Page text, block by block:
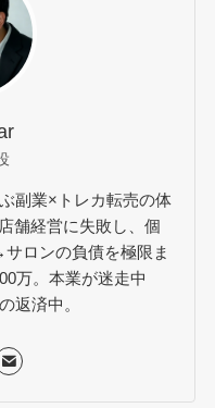
副業×トレカ転売の体
舗経営に失敗し、個
ロンの負債を極限ま
万。本業が迷走中
返済中。